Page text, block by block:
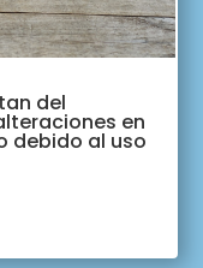
del
en
debido al uso